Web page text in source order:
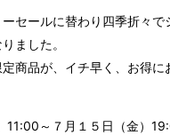
セールに替わり四季折々で
ました。
商品が、イチ早く、お得に
11:00～７月１５日（金）